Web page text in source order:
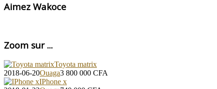
Aimez Wakoce
Zoom sur ...
Toyota matrix
2018-06-20Ouaga3 800 000 CFA
IPhone x